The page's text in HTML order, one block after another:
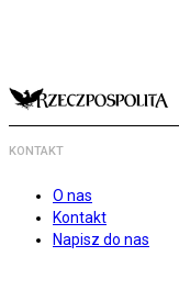
KONTAKT
O nas
Kontakt
Napisz do nas